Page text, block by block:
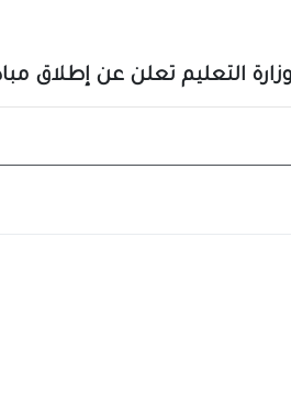
وزارة التعليم تعلن عن إطلاق